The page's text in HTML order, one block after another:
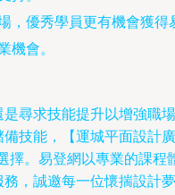
，優秀學員更有機會獲得
機會。
尋求技能提升以增強職場
技能，【運城平面設計廣
擇。易登網以專業的課程
，誠邀每一位懷揣設計夢